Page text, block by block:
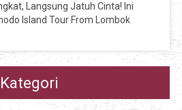
Langsung Jatuh Cinta! Ini
Island Tour From Lombok
Kategori